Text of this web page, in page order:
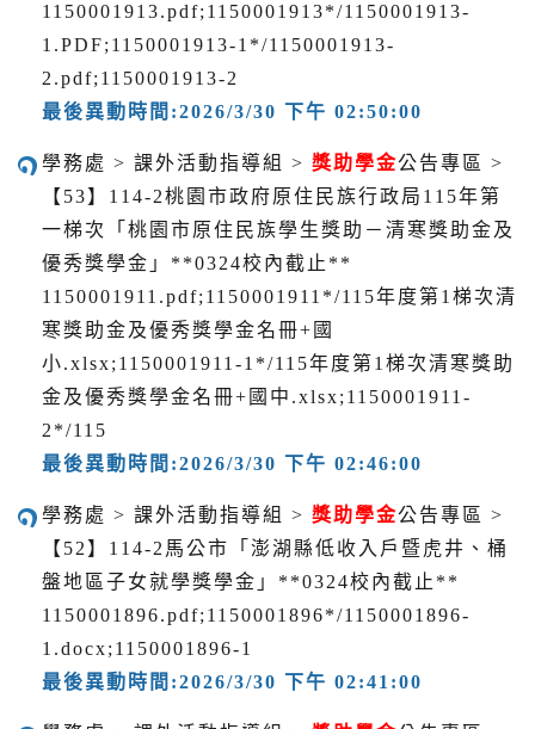
1150001913.pdf;1150001913*/1150001913-
1.PDF;1150001913-1*/1150001913-
2.pdf;1150001913-2
最後異動時間:2026/3/30 下午 02:50:00
學務處 > 課外活動指導組 > 獎助學金公告專區 >
【53】114-2桃園市政府原住民族行政局115年第
一梯次「桃園市原住民族學生獎助－清寒獎助金及
優秀獎學金」**0324校內截止**
1150001911.pdf;1150001911*/115年度第1梯次清
寒獎助金及優秀獎學金名冊+國
小.xlsx;1150001911-1*/115年度第1梯次清寒獎助
金及優秀獎學金名冊+國中.xlsx;1150001911-
2*/115
最後異動時間:2026/3/30 下午 02:46:00
學務處 > 課外活動指導組 > 獎助學金公告專區 >
【52】114-2馬公市「澎湖縣低收入戶暨虎井、桶
盤地區子女就學獎學金」**0324校內截止**
1150001896.pdf;1150001896*/1150001896-
1.docx;1150001896-1
最後異動時間:2026/3/30 下午 02:41:00